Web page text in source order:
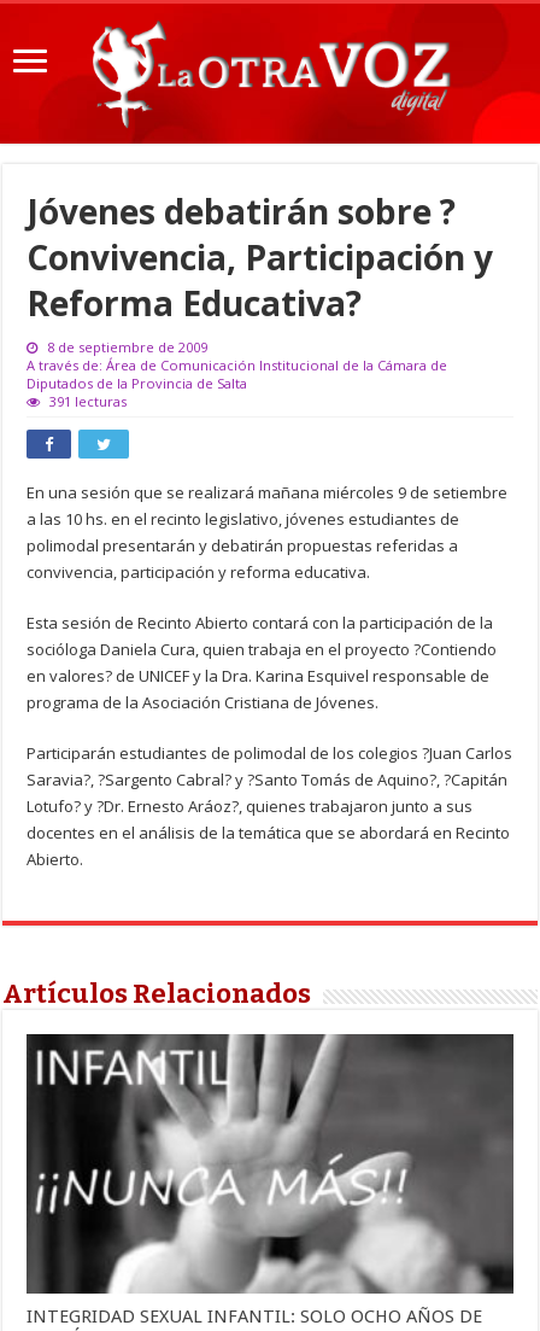
Jóvenes debatirán sobre ?
Convivencia, Participación y
Reforma Educativa?
8 de septiembre de 2009
A través de: Área de Comunicación Institucional de la Cámara de
Diputados de la Provincia de Salta
391 lecturas
En una sesión que se realizará mañana miércoles 9 de setiembre
a las 10 hs. en el recinto legislativo, jóvenes estudiantes de
polimodal presentarán y debatirán propuestas referidas a
convivencia, participación y reforma educativa.
Esta sesión de Recinto Abierto contará con la participación de la
socióloga Daniela Cura, quien trabaja en el proyecto ?Contiendo
en valores? de UNICEF y la Dra. Karina Esquivel responsable de
programa de la Asociación Cristiana de Jóvenes.
Participarán estudiantes de polimodal de los colegios ?Juan Carlos
Saravia?, ?Sargento Cabral? y ?Santo Tomás de Aquino?, ?Capitán
Lotufo? y ?Dr. Ernesto Aráoz?, quienes trabajaron junto a sus
docentes en el análisis de la temática que se abordará en Recinto
Abierto.
Artículos Relacionados
INTEGRIDAD SEXUAL INFANTIL: SOLO OCHO AÑOS DE